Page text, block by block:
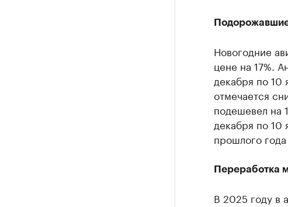
Новогодние
цене на 17%.
декабря по 10
отмечается
подешевел на
декабря по
прошлого
Переработка
В 2025 году в